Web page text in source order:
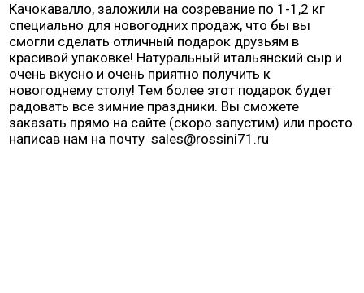
Качокавалло, заложили на созревание по 1-1,2 кг
специально для новогодних продаж, что бы вы
смогли сделать отличный подарок друзьям в
красивой упаковке! Натуральный итальянский сыр и
очень вкусно и очень приятно получить к
новогоднему столу! Тем более этот подарок будет
радовать все зимние праздники. Вы сможете
заказать прямо на сайте (скоро запустим) или просто
написав нам на почту sales@rossini71.ru